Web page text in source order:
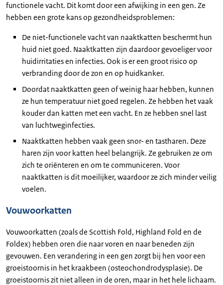
functionele vacht. Dit komt door een afwijking in een gen. Ze
hebben een grote kans op gezondheidsproblemen:
De niet-functionele vacht van naaktkatten beschermt hun
huid niet goed. Naaktkatten zijn daardoor gevoeliger voor
huidirritaties en infecties. Ook is er een groot risico op
verbranding door de zon en op huidkanker.
Doordat naaktkatten geen of weinig haar hebben, kunnen
ze hun temperatuur niet goed regelen. Ze hebben het vaak
kouder dan katten met een vacht. En ze hebben snel last
van luchtweginfecties.
Naaktkatten hebben vaak geen snor- en tastharen. Deze
haren zijn voor katten heel belangrijk. Ze gebruiken ze om
zich te oriënteren en om te communiceren. Voor
naaktkatten is dit moeilijker, waardoor ze zich minder veilig
voelen.
Vouwoorkatten
Vouwoorkatten (zoals de Scottish Fold, Highland Fold en de
Foldex) hebben oren die naar voren en naar beneden zijn
gevouwen. Een verandering in een gen zorgt bij hen voor een
groeistoornis in het kraakbeen (osteochondrodysplasie). De
groeistoornis zit niet alleen in de oren, maar in het hele lichaam.